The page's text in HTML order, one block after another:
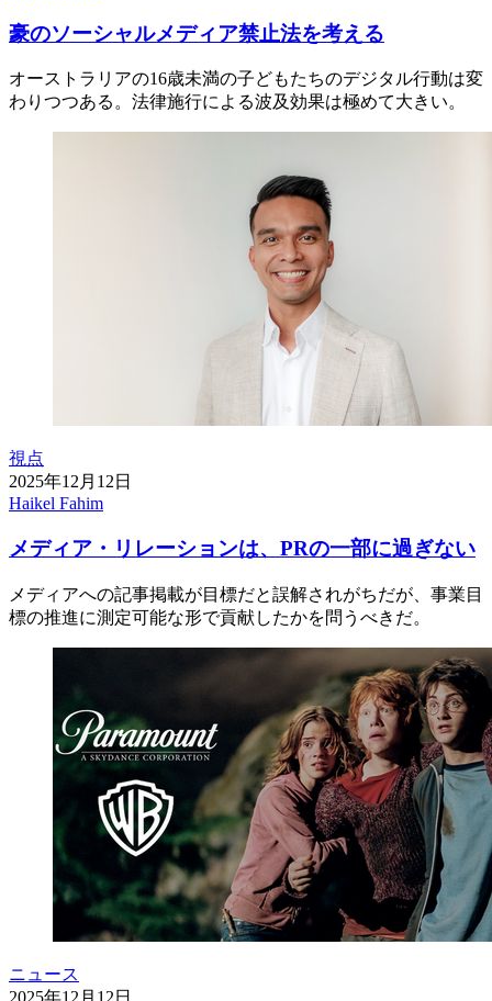
豪のソーシャルメディア禁止法を考える
オーストラリアの16歳未満の子どもたちのデジタル行動は変
わりつつある。法律施行による波及効果は極めて大きい。
視点
2025年12月12日
Haikel Fahim
メディア・リレーションは、PRの一部に過ぎない
メディアへの記事掲載が目標だと誤解されがちだが、事業目
標の推進に測定可能な形で貢献したかを問うべきだ。
ニュース
2025年12月12日